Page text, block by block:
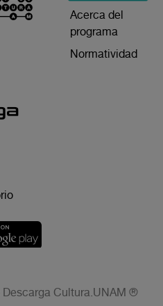
Acerca del
programa
Normatividad
Descarga Cultura.UNAM ®